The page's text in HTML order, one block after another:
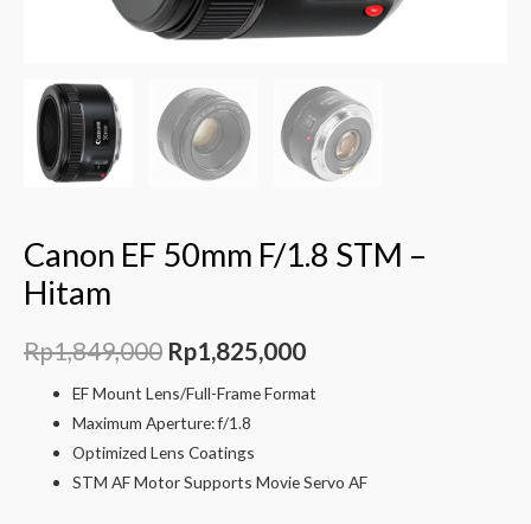
Canon EF 50mm F/1.8 STM –
Hitam
Rp1,849,000 Rp1,825,000
EF Mount Lens/Full-Frame Format
Maximum Aperture: f/1.8
Optimized Lens Coatings
STM AF Motor Supports Movie Servo AF